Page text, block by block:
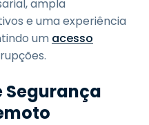
ampla
e uma experiência
um acesso
Segurança